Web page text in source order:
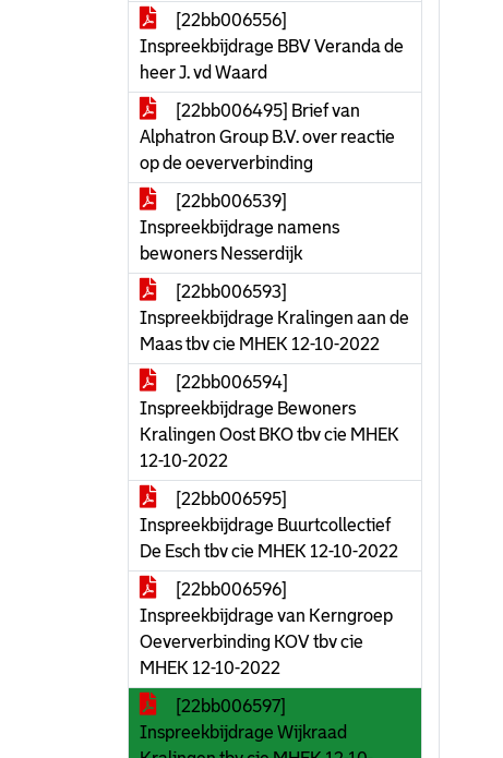
[22bb006556]
Inspreekbijdrage BBV Veranda de
heer J. vd Waard
[22bb006495] Brief van
Alphatron Group B.V. over reactie
op de oeververbinding
[22bb006539]
Inspreekbijdrage namens
bewoners Nesserdijk
[22bb006593]
Inspreekbijdrage Kralingen aan de
Maas tbv cie MHEK 12-10-2022
[22bb006594]
Inspreekbijdrage Bewoners
Kralingen Oost BKO tbv cie MHEK
12-10-2022
[22bb006595]
Inspreekbijdrage Buurtcollectief
De Esch tbv cie MHEK 12-10-2022
[22bb006596]
Inspreekbijdrage van Kerngroep
Oeververbinding KOV tbv cie
MHEK 12-10-2022
[22bb006597]
Inspreekbijdrage Wijkraad